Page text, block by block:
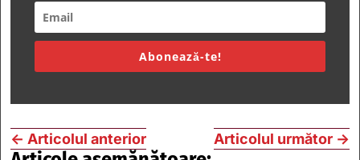
Abonează-te!
← Articolul anterior Articolul următor →